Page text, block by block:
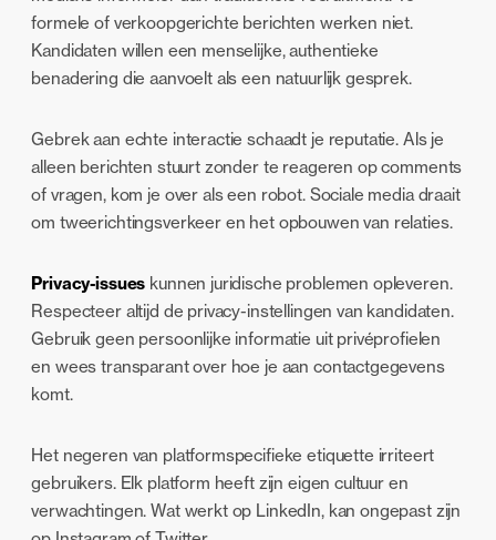
formele of verkoopgerichte berichten werken niet.
Kandidaten willen een menselijke, authentieke
benadering die aanvoelt als een natuurlijk gesprek.
Gebrek aan echte interactie schaadt je reputatie. Als je
alleen berichten stuurt zonder te reageren op comments
of vragen, kom je over als een robot. Sociale media draait
om tweerichtingsverkeer en het opbouwen van relaties.
Privacy-issues kunnen juridische problemen opleveren.
Respecteer altijd de privacy-instellingen van kandidaten.
Gebruik geen persoonlijke informatie uit privéprofielen
en wees transparant over hoe je aan contactgegevens
komt.
Het negeren van platformspecifieke etiquette irriteert
gebruikers. Elk platform heeft zijn eigen cultuur en
verwachtingen. Wat werkt op LinkedIn, kan ongepast zijn